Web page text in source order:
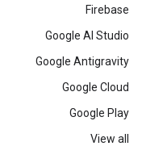
Firebase
Google AI Studio
Google Antigravity
Google Cloud
Google Play
View all